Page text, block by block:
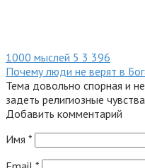
1000 мыслей 5 3 396
Почему люди не верят в
Тема довольно спорная и
задеть религиозные
Добавить комментарий
Имя *